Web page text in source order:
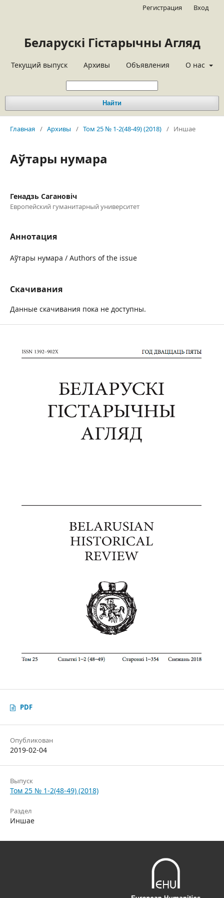
Беларускі Гістарычны Агляд
Текущий выпуск Архивы Объявления О нас
Найти
Регистрация Вход
Главная / Архивы / Том 25 № 1-2(48-49) (2018) / Иншае
Аўтары нумара
Генадзь Сагановіч
Европейский гуманитарный университет
Аннотация
Аўтары нумара / Authors of the issue
Скачивания
Данные скачивания пока не доступны.
PDF
Опубликован
2019-02-04
Выпуск
Том 25 № 1-2(48-49) (2018)
Раздел
Иншае